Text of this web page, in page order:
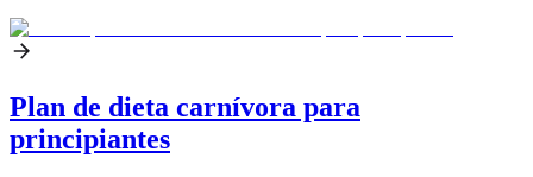
Plan de dieta carnívora para
principiantes